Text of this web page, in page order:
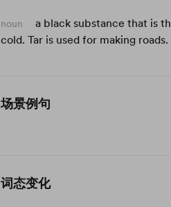
noun
a black substance that is
cold. Tar is used for making roads.
场景例句
词态变化